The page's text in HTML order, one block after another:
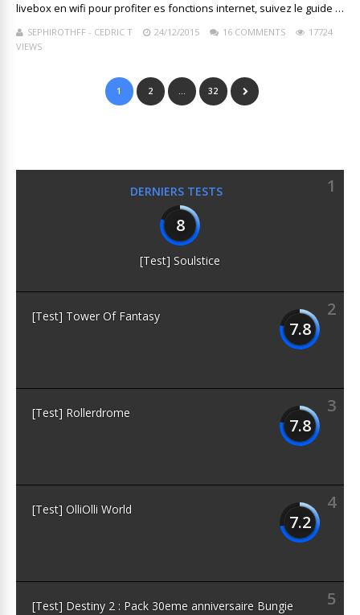
livebox en wifi pour profiter es fonctions internet, suivez le guide …
SEPHIROTHFF - CEDRIC T 24/12/2015 16 COMMENTS
17724
VIEWS
1 2 … 32
DERNIERS TESTS
1
8
[Test] Soulstice
2
7.8
[Test] Tower Of Fantasy
3
7.8
[Test] Rollerdrome
4
7.2
[Test] OlliOlli World
5
[Test] Destiny 2 : Pack 30eme anniversaire Bungie